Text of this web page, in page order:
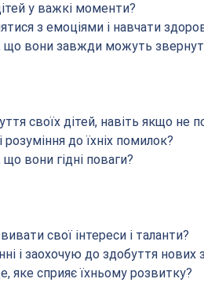
у важкі моменти?
з емоціями і навчати
що вони завжди можуть
своїх дітей, навіть якщо не
до їхніх помилок?
вони гідні поваги?
свої інтереси і таланти?
і заохочую до здобуття нових
сприяє їхньому розвитку?